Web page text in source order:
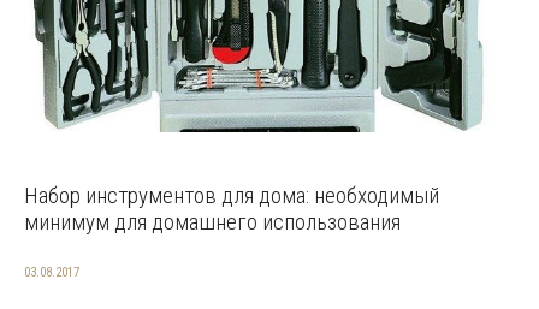
Набор инструментов для дома: необходимый
минимум для домашнего использования
03.08.2017